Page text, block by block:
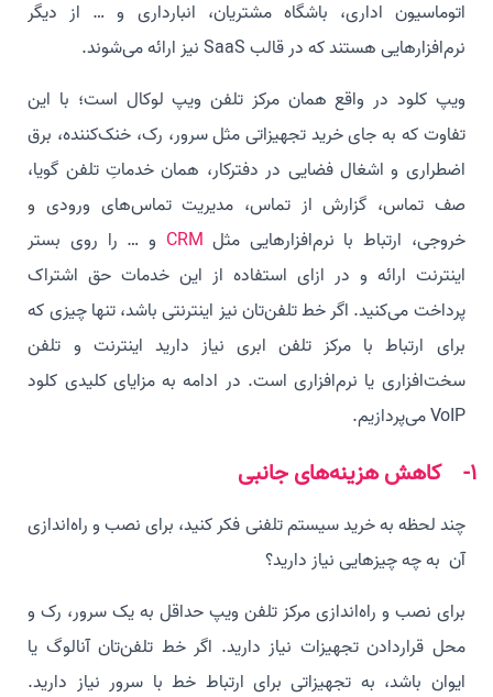
اتوماسیون اداری، باشگاه مشتریان، انبارداری و … از دیگر
نرم‌افزارهایی هستند که در قالب SaaS نیز ارائه می‌شوند.
ویپ کلود در واقع همان مرکز تلفن ویپ لوکال است؛ با این
تفاوت که به جای خرید تجهیزاتی مثل سرور، رک، خنک‌کننده، برق
اضطراری و اشغال فضایی در دفترکار، همان خدماتِ تلفن گویا،
صف تماس، گزارش از تماس، مدیریت تماس‌های ورودی و
خروجی، ارتباط با نرم‌افزارهایی مثل CRM و … را روی بستر
اینترنت ارائه و در ازای استفاده از این خدمات حق اشتراک
پرداخت می‌کنید. اگر خط تلفن‌تان نیز اینترنتی باشد، تنها چیزی که
برای ارتباط با مرکز تلفن ابری نیاز دارید اینترنت و تلفن
‌سخت‌افزاری یا نرم‌افزاری است. در ادامه به مزایای کلیدی کلود
VoIP می‌پردازیم.
1- کاهش هزینه‌های جانبی
چند لحظه به خرید سیستم تلفنی فکر کنید، برای نصب و راه‌اندازی
آن به چه چیزهایی نیاز دارید؟
برای نصب و راه‌اندازی مرکز تلفن ویپ حداقل به یک سرور، رک و
محل قراردادن تجهیزات نیاز دارید. اگر خط تلفن‌تان آنالوگ یا
ایوان باشد، به تجهیزاتی برای ارتباط خط با سرور نیاز دارید.